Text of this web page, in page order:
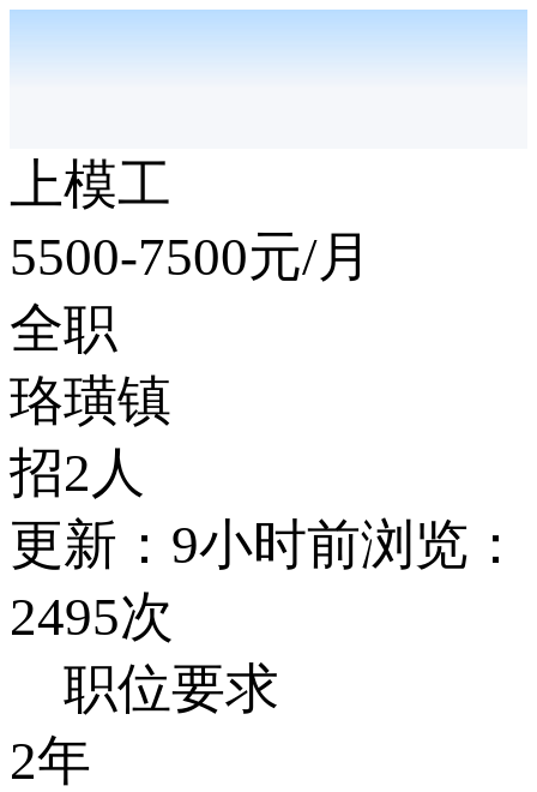
上模工
5500-7500元/月
全职
珞璜镇
招2人
更新：9小时前浏览：
2495次
职位要求
2年